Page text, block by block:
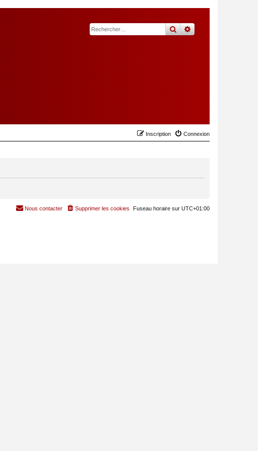
rechercher
recherche
Connexion
Inscription
Fuseau horaire sur UTC+01:00
Supprimer les cookies
Nous contacter